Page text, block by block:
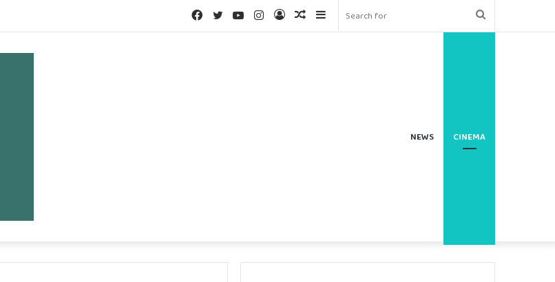
Search
Sidebar
Random
Log
Instagram
YouTube
Twitter
Facebook
NEWS CINEMA